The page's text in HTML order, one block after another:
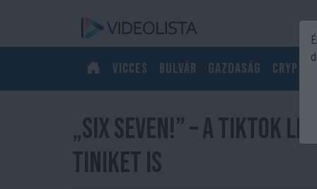
Vicces Bulvár Gazdaság Crypto
„Six Seven!” – A TikTok
tiniket is